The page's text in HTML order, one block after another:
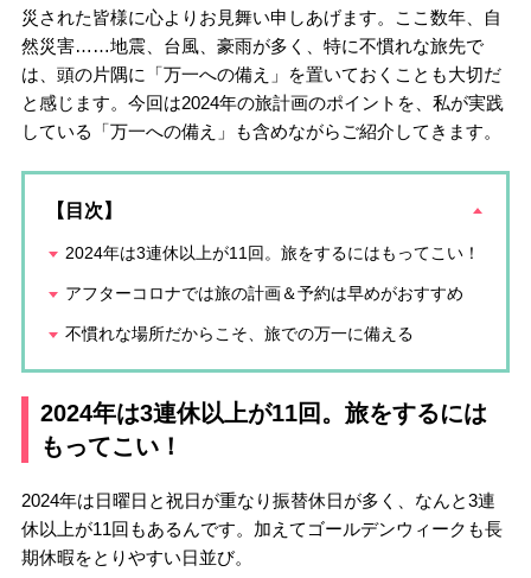
災された皆様に心よりお見舞い申しあげます。ここ数年、自
然災害……地震、台風、豪雨が多く、特に不慣れな旅先で
は、頭の片隅に「万一への備え」を置いておくことも大切だ
と感じます。今回は2024年の旅計画のポイントを、私が実践
している「万一への備え」も含めながらご紹介してきます。
【目次】
2024年は3連休以上が11回。旅をするにはもってこい！
アフターコロナでは旅の計画＆予約は早めがおすすめ
不慣れな場所だからこそ、旅での万一に備える
2024年は3連休以上が11回。旅をするには
もってこい！
2024年は日曜日と祝日が重なり振替休日が多く、なんと3連
休以上が11回もあるんです。加えてゴールデンウィークも長
期休暇をとりやすい日並び。